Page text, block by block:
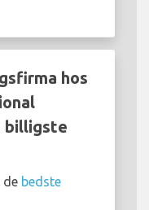
hos
billigste
de bedste